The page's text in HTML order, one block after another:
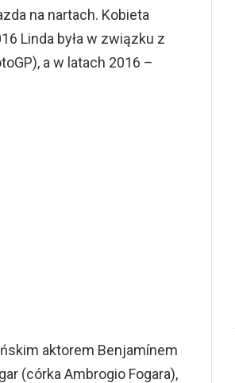
na nartach. Kobieta
Linda była w związku z
a w latach 2016 –
aktorem Benjamínem
(córka Ambrogio Fogara),